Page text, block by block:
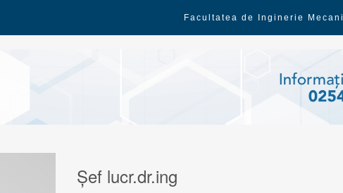
Facultatea de Inginerie
Șef lucr.dr.ing